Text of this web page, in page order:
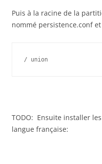
Puis à la racine de la
nommé persistence.conf
/ union
TODO: Ensuite installer
langue française: